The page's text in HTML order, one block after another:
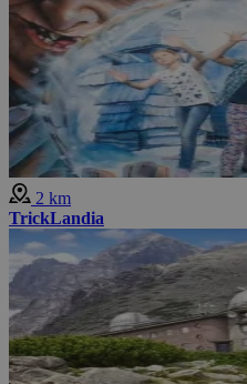
2 km
TrickLandia